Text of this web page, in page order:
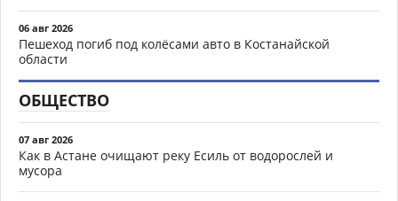
06 авг 2026
Пешеход погиб под колёсами авто в Костанайской
области
ОБЩЕСТВО
07 авг 2026
Как в Астане очищают реку Есиль от водорослей и
мусора